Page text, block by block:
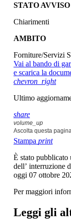
STATO AVVISO
Chiarimenti
AMBITO
Forniture/Servizi
Vai al bando di
e scarica la
chevron_right
Ultimo
share
volume_up
Ascolta questa
Stampa print
È stato pubblicato
dell’ interruzione
oggi 07 ottobre
Per maggiori
Leggi gli